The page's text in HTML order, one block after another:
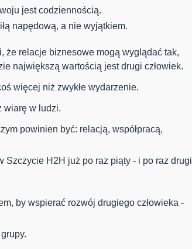
jest codziennością.
napędową, a nie wyjątkiem.
że relacje biznesowe mogą wyglądać tak,
największą wartością jest drugi człowiek.
więcej niż zwykłe wydarzenie.
wiarę w ludzi.
powinien być: relacją, współpracą,
Szczycie H2H już po raz piąty - i po raz drugi
by wspierać rozwój drugiego człowieka -